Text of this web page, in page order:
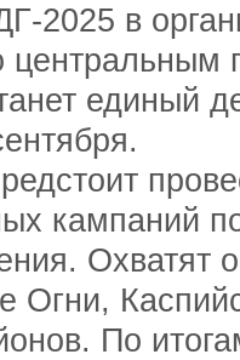
2025 в
центральным
единый
кампаний
Охватят
Огни,
По